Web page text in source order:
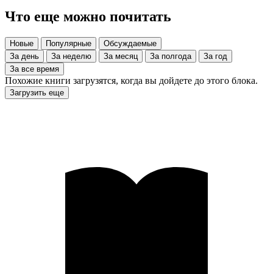
Что еще можно почитать
Новые Популярные
Обсуждаемые
За день
За неделю За месяц За полгода
За год
За все время
Похожие книги загрузятся, когда вы дойдете до этого блока.
Загрузить еще